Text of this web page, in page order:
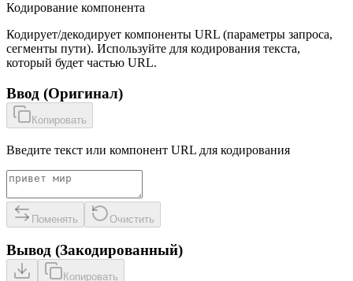
Кодирование компонента
Кодирует/декодирует компоненты URL (параметры запроса,
сегменты пути). Используйте для кодирования текста,
который будет частью URL.
Ввод (Оригинал)
Копировать
Введите текст или компонент URL для кодирования
Поменять Очистить
Вывод (Закодированный)
Копировать